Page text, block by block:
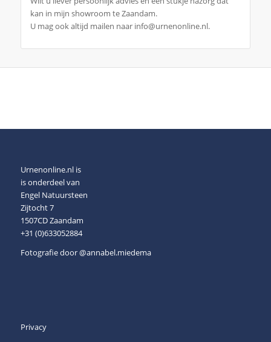
kan in mijn showroom te Zaandam.
U mag ook altijd mailen naar info@urnenonline.nl.
Urnenonline.nl is
is onderdeel van
Engel Natuursteen
Zijtocht 7
1507CD Zaandam
+31 (0)633052884
Fotografie door@annabel.miedema
Privacy